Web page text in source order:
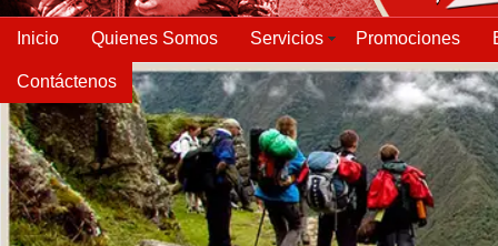
Inicio Quienes Somos Servicios Promociones
Contáctenos